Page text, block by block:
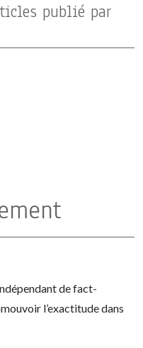
publié par
de fact-
l’exactitude dans